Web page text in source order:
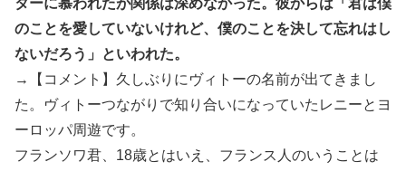
のことを愛していないけれど、僕のことを決して忘れはし
ないだろう」といわれた。
→【コメント】久しぶりにヴィトーの名前が出てきまし
た。ヴィトーつながりで知り合いになっていたレニーとヨ
ーロッパ周遊です。
フランソワ君、18歳とはいえ、フランス人のいうことは